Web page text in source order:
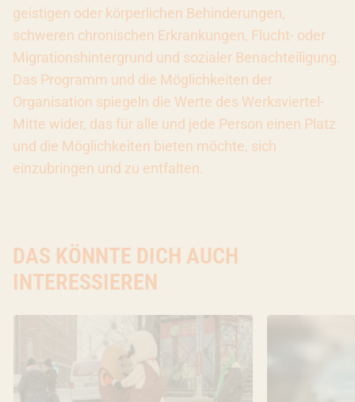
geistigen oder körperlichen Behinderungen,
schweren chronischen Erkrankungen, Flucht- oder
Migrationshintergrund und sozialer Benachteiligung.
Das Programm und die Möglichkeiten der
Organisation spiegeln die Werte des Werksviertel-
Mitte wider, das für alle und jede Person einen Platz
und die Möglichkeiten bieten möchte, sich
einzubringen und zu entfalten.
DAS KÖNNTE DICH AUCH
INTERESSIEREN